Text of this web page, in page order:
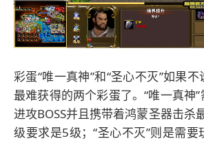
彩蛋“唯一真神”和“圣心不灭”如果
最难获得的两个彩蛋了。“唯一真神
进攻BOSS并且携带着鸿蒙圣器击杀
级要求是5级；“圣心不灭”则是需